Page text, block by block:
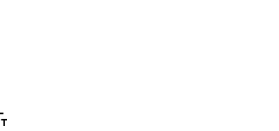
调